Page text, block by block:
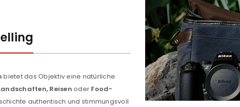
bietet das Objektiv eine natürliche
Reisen oder Food-
authentisch und stimmungsvoll